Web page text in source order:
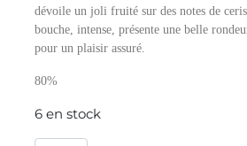
dévoile un joli fruité sur des notes de
bouche, intense, présente une belle
pour un plaisir assuré.
80%
6 en stock